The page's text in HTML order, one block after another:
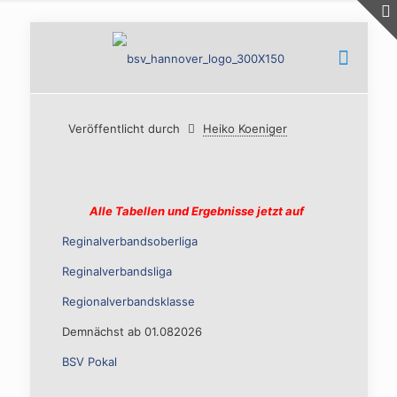
Veröffentlicht durch Heiko Koeniger
Alle Tabellen und Ergebnisse jetzt auf
Reginalverbandsoberliga
Reginalverbandsliga
Regionalverbandsklasse
Demnächst ab 01.082026
BSV Pokal